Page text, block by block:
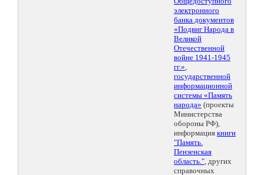
электронного
банка документов
«Подвиг Народа в
Великой
Отечественной
войне 1941-1945
гг.»,
государственной
информационной
системы «Память
народа» (проекты
Министерства
обороны РФ),
информация книги
"Память.
Пензенская
область.", других
справочных